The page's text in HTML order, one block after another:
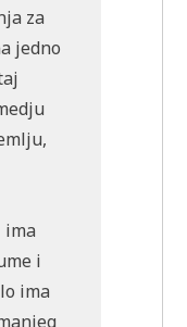
za
jedno
ima
i
ima